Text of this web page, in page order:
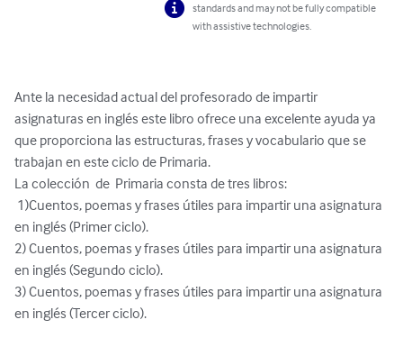
standards and may not be fully compatible
with assistive technologies.
Ante la necesidad actual del profesorado de impartir
asignaturas en inglés este libro ofrece una excelente ayuda ya
que proporciona las estructuras, frases y vocabulario que se
trabajan en este ciclo de Primaria.
La colección  de  Primaria consta de tres libros:
en inglés (Primer ciclo).
2) Cuentos, poemas y frases útiles para impartir una asignatura
en inglés (Segundo ciclo).
3) Cuentos, poemas y frases útiles para impartir una asignatura
en inglés (Tercer ciclo).